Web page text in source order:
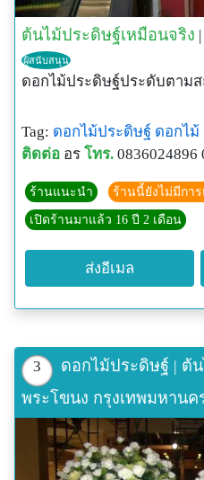
ต้นไม้ประดิษฐ์เหมือนจริง |
ผู้สนับสนุน
ดอกไม้ประดิษฐ์ประดับตาม
Tag: ดอกไม้ประดิษฐ์ ดอกไม้
ติดต่อ อร โทร. 0836024896
ร้านแนะนำ ร้านนี้ยังไม่มีกา
เปิดร้านมาแล้ว 16 ปี 2 เดือน
ส่งอีเมล
3
ดอกไม้ประดิษฐ์ | ต้
พระโขนง กรุงเทพมหานค